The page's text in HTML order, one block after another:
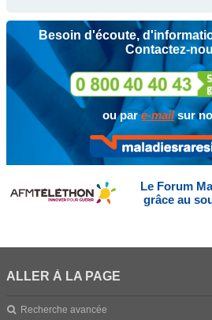
Besoin d'écoute,
Contactez-
ou pare-mailsur
Le Forum
grâce au
ALLER À LA PAGE
Recherche avancée